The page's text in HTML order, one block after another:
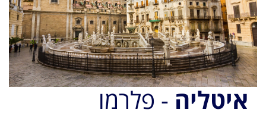
איטליה - פלרמו